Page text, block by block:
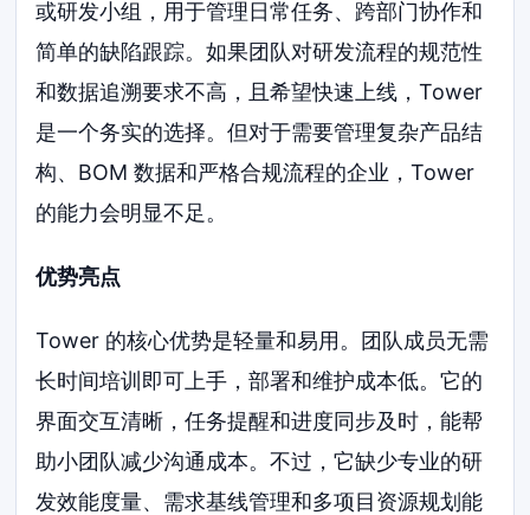
或研发小组，用于管理日常任务、跨部门协作和
简单的缺陷跟踪。如果团队对研发流程的规范性
和数据追溯要求不高，且希望快速上线，Tower
是一个务实的选择。但对于需要管理复杂产品结
构、BOM 数据和严格合规流程的企业，Tower
的能力会明显不足。
优势亮点
Tower 的核心优势是轻量和易用。团队成员无需
长时间培训即可上手，部署和维护成本低。它的
界面交互清晰，任务提醒和进度同步及时，能帮
助小团队减少沟通成本。不过，它缺少专业的研
发效能度量、需求基线管理和多项目资源规划能